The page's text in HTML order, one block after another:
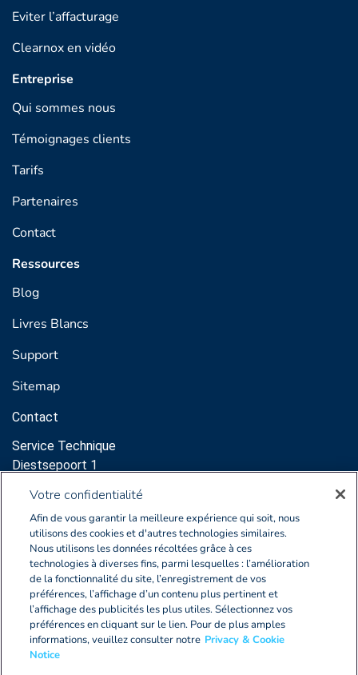
Eviter l’affacturage
Clearnox en vidéo
Entreprise
Qui sommes nous
Témoignages clients
Tarifs
Partenaires
Contact
Ressources
Blog
Livres Blancs
Support
Sitemap
Contact
Service Technique
Diestsepoort 1
Support:
sales@clearnox.com
Service Commercial
Diestsepoort 1
3000 Leuven
sales@clearnox.com
BE0405.772.873
Votre confidentialité
Afin de vous garantir la meilleure expérience qui soit, nous
utilisons des cookies et d'autres technologies similaires.
Nous utilisons les données récoltées grâce à ces
technologies à diverses fins, parmi lesquelles : l’amélioration
de la fonctionnalité du site, l’enregistrement de vos
préférences, l’affichage d’un contenu plus pertinent et
l’affichage des publicités les plus utiles. Sélectionnez vos
préférences en cliquant sur le lien. Pour de plus amples
informations, veuillez consulter notre Privacy & Cookie
Notice